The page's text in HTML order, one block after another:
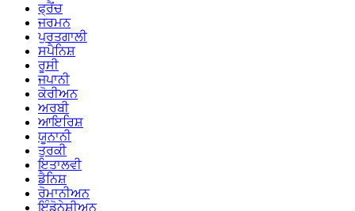
ਫ੍ਰੈਂਚ
ਜਰਮਨ
ਪੁਰਤਗਾਲੀ
ਸਪੈਨਿਸ਼
ਰੂਸੀ
ਜਪਾਨੀ
ਕੋਰੀਅਨ
ਅਰਬੀ
ਆਇਰਿਸ਼
ਯੂਨਾਨੀ
ਤੁਰਕੀ
ਇਤਾਲਵੀ
ਡੈਨਿਸ਼
ਰੋਮਾਨੀਅਨ
ਇੰਡੋਨੇਸ਼ੀਅਨ